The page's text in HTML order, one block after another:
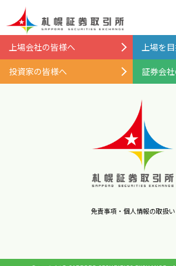
上場会社の皆様へ 上場を
投資家の皆様へ 証券会
免責事項・個人情報の取扱い